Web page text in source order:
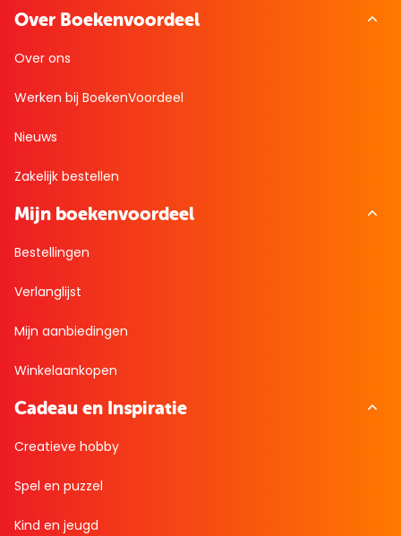
Over Boekenvoordeel
Over ons
Werken bij BoekenVoordeel
Nieuws
Zakelijk bestellen
Mijn boekenvoordeel
Bestellingen
Verlanglijst
Mijn aanbiedingen
Winkelaankopen
Cadeau en Inspiratie
Creatieve hobby
Spel en puzzel
Kind en jeugd